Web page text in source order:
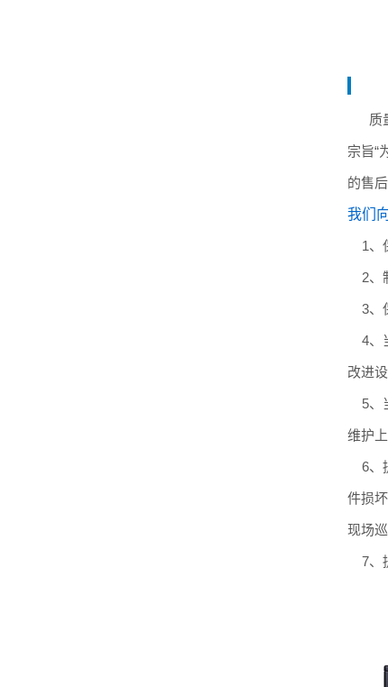
质量
宗旨“
的售
我们
1、
2、
3、
4、
改进
5、
维护
6、
件损
现场
7、